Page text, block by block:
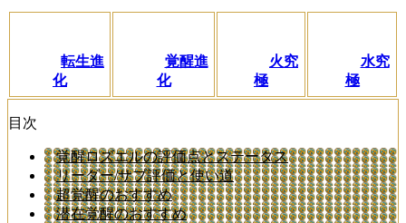
転生進
化
覚醒進
化
火究
極
水究
極
目次
覚醒ロズエルの評価点とステータス
リーダー/サブ評価と使い道
超覚醒のおすすめ
潜在覚醒のおすすめ